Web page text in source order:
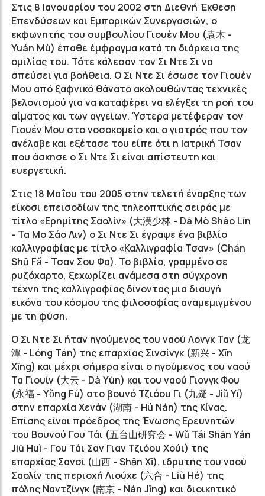
Στις 8 Ιανουαρίου του 2002 στη Διεθνή Έκθεση
Επενδύσεων και Εμπορικών Συνεργασιών, ο
εκφωνητής του συμβουλίου Γιουέν Μου (袁木 -
Yuán Mù) έπαθε έμφραγμα κατά τη διάρκεια της
ομιλίας του. Τότε κάλεσαν τον Σι Ντε Σι να
σπεύσει για βοήθεια. Ο Σι Ντε Σι έσωσε τον Γιουέν
Μου από ξαφνικό θάνατο ακολουθώντας τεχνικές
βελονισμού για να καταφέρει να ελέγξει τη ροή του
αίματος και των αγγείων. Ύστερα μετέφεραν τον
Γιουέν Μου στο νοσοκομείο και ο γιατρός που τον
ανέλαβε και εξέτασε του είπε ότι η Ιατρική Τσαν
που άσκησε ο Σι Ντε Σι είναι απίστευτη και
ευεργετική.
Στις 18 Μαΐου του 2005 στην τελετή έναρξης των
είκοσι επεισοδίων της τηλεοπτικής σειράς με
τίτλο «Ερημίτης Σαολίν» (大漠少林 - Dà Mò Shào Lín
- Τα Μο Σάο Λιν) ο Σι Ντε Σι έγραψε ένα βιβλίο
καλλιγραφίας με τίτλο «Καλλιγραφία Τσαν» (Chán
Shū Fǎ - Τσαν Σου Φα). Το βιβλίο, γραμμένο σε
ρυζόχαρτο, ξεχωρίζει ανάμεσα στη σύγχρονη
τέχνη της καλλιγραφίας δίνοντας μια διαυγή
εικόνα του κόσμου της φιλοσοφίας αναμεμιγμένου
με τη φύση.
Ο Σι Ντε Σι ήταν ηγούμενος του ναού Λονγκ Ταν (龙
潭 - Lóng Tán) της επαρχίας Σινσίνγκ (新兴 - Xīn
Xīng) και μέχρι σήμερα είναι ο ηγούμενος του ναού
Τα Γιουίν (大云 - Dà Υún) και του ναού Γιονγκ Φου
(永福 - Yǒng Fú) στο βουνό Τζιόου Γι (九疑 - Jiǔ Υí)
στην επαρχία Χενάν (湖南 - Hú Nán) της Κίνας.
Επίσης είναι πρόεδρος της Ένωσης Ερευνητών
του Βουνού Γου Τάι (五台山研究会 - Wǔ Tái Shān Yán
Jiū Huì - Γου Τάι Σαν Γιαν Τζιόου Χούι) της
επαρχίας Σανσί (山西 - Shān Xī), ιδρυτής του ναού
Σαολίν της περιοχή Λιούχε (六合 - Liù Hé) της
πόλης Ναντζίνγκ (南京 - Nán Jīng) και διοικητικό